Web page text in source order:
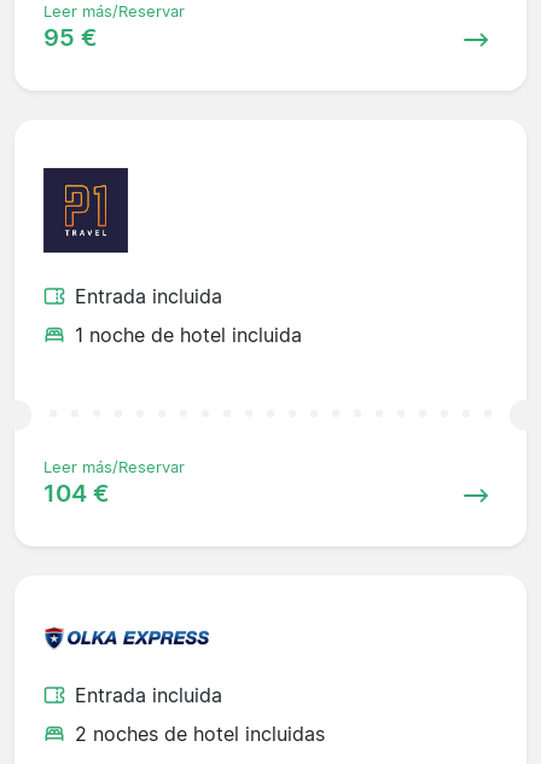
Leer más/Reservar
95 €
Entrada incluida
1 noche de hotel incluida
Leer más/Reservar
104 €
Entrada incluida
2 noches de hotel incluidas